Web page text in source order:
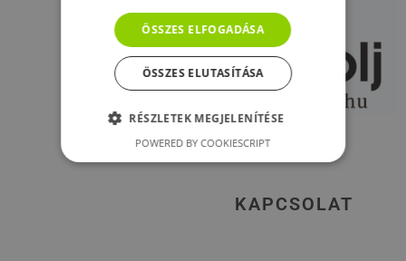
KAPCSOLAT
ÖSSZES ELFOGADÁSA
ÖSSZES ELUTASÍTÁSA
RÉSZLETEK MEGJELENÍTÉSE
POWERED BY COOKIESCRIPT